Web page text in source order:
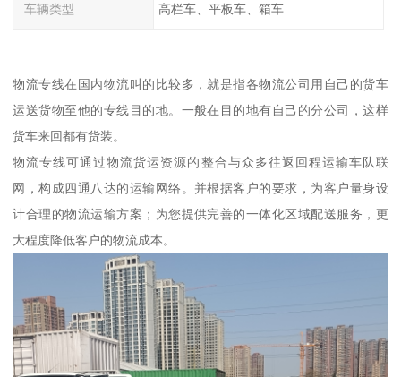
车辆类型 高栏车、平板车、箱车
物流专线在国内物流叫的比较多，就是指各物流公司用自己的货车
运送货物至他的专线目的地。一般在目的地有自己的分公司，这样
货车来回都有货装。
物流专线可通过物流货运资源的整合与众多往返回程运输车队联
网，构成四通八达的运输网络。并根据客户的要求，为客户量身设
计合理的物流运输方案；为您提供完善的一体化区域配送服务，更
大程度降低客户的物流成本。